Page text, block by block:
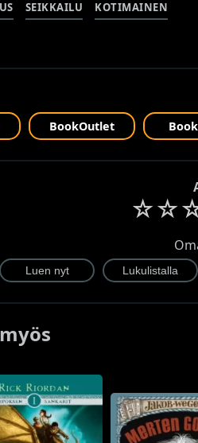
SEIKKAILU KOTIMAINEN
BookOutlet
☆☆